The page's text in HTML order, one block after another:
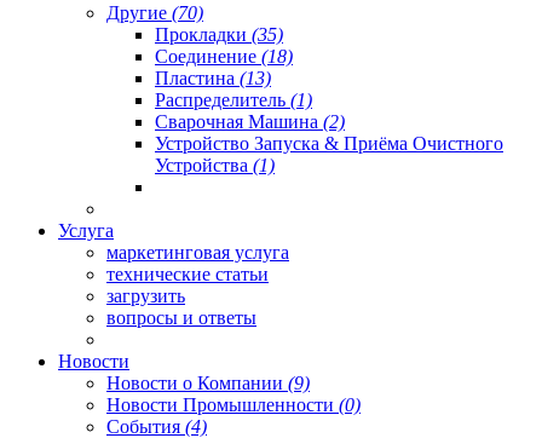
Другие (70)
Прокладки (35)
Соединение (18)
Пластина (13)
Распределитель (1)
Сварочная Машина (2)
Устройство Запуска & Приёма Очистного
Устройства (1)
Услуга
маркетинговая услуга
технические статьи
загрузить
вопросы и ответы
Новости
Новости о Компании (9)
Новости Промышленности (0)
События (4)